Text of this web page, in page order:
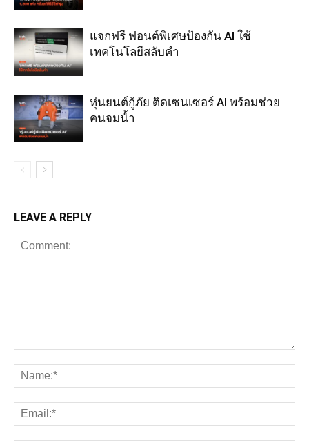
แจกฟรี ฟอนต์พิเศษป้องกัน AI ใช้
เทคโนโลยีสลับคำ
หุ่นยนต์กู้ภัย ติดเซนเซอร์ AI พร้อมช่วย
คนจมน้ำ
LEAVE A REPLY